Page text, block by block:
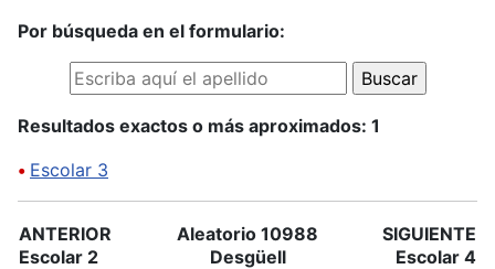
Por búsqueda en el formulario:
Resultados exactos o más aproximados: 1
• Escolar 3
ANTERIOR
Escolar 2
Aleatorio 10988
Desgüell
SIGUIENTE
Escolar 4